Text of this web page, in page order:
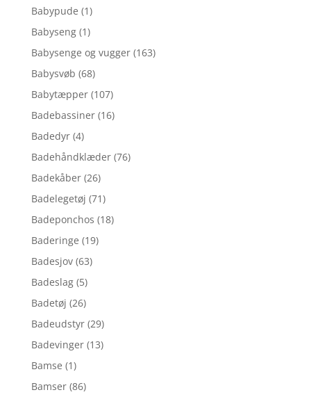
Babypude (1)
Babyseng (1)
Babysenge og vugger (163)
Babysvøb (68)
Babytæpper (107)
Badebassiner (16)
Badedyr (4)
Badehåndklæder (76)
Badekåber (26)
Badelegetøj (71)
Badeponchos (18)
Baderinge (19)
Badesjov (63)
Badeslag (5)
Badetøj (26)
Badeudstyr (29)
Badevinger (13)
Bamse (1)
Bamser (86)